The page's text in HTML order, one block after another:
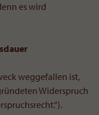
es wird
weggefallen ist,
Widerspruch